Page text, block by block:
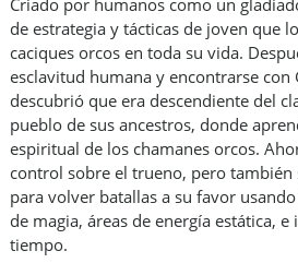
Criado por humanos como un
de estrategia y tácticas de joven que
caciques orcos en toda su vida.
esclavitud humana y encontrarse con
descubrió que era descendiente del
pueblo de sus ancestros, donde
espiritual de los chamanes orcos.
control sobre el trueno, pero también
para volver batallas a su favor
de magia, áreas de energía estática,
tiempo.